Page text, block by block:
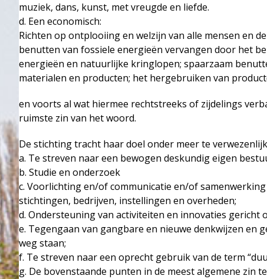
muziek, dans, kunst, met vreugde en liefde.
d. Een economisch:
Richten op ontplooiing en welzijn van alle mensen en
benutten van fossiele energieën vervangen door het
energieën en natuurlijke kringlopen; spaarzaam
materialen en producten; het hergebruiken van
en voorts al wat hiermee rechtstreeks of zijdelings
ruimste zin van het woord.
De stichting tracht haar doel onder meer te
a. Te streven naar een bewogen deskundig eigen
b. Studie en onderzoek
c. Voorlichting en/of communicatie en/of
stichtingen, bedrijven, instellingen en overheden;
d. Ondersteuning van activiteiten en innovaties gericht
e. Tegengaan van gangbare en nieuwe denkwijzen en
weg staan;
f. Te streven naar een oprecht gebruik van de term
g. De bovenstaande punten in de meest algemene zin